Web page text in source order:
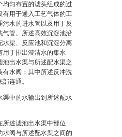
匀布置的滤头组成的过
有用于通入工艺气体的工
水的进水管以及用于反
气管。所述高效沉淀池沿
水渠、反应池和沉淀分离
用于排出澄清水的集水
出水渠与所述配水渠之
有水阀；其中所述反冲洗
连通。
渠中的水输出到所述配水
所述滤池出水渠中部位
阀与所述配水渠之间的